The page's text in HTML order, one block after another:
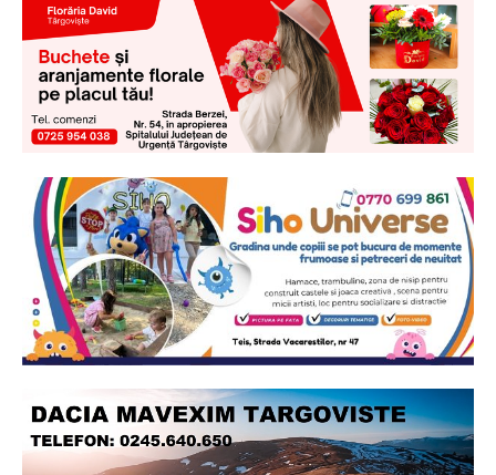
Ionuț Parghel
2de 2